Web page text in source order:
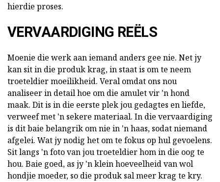
hierdie proses.
VERVAARDIGING REËLS
Moenie die werk aan iemand anders gee nie. Net jy
kan sit in die produk krag, in staat is om te neem
troeteldier moeilikheid. Veral omdat ons nou
analiseer in detail hoe om die amulet vir 'n hond
maak. Dit is in die eerste plek jou gedagtes en liefde,
verweef met 'n sekere materiaal. In die vervaardiging
is dit baie belangrik om nie in 'n haas, sodat niemand
afgelei. Wat jy nodig het om te fokus op hul gevoelens.
Sit langs 'n foto van jou troeteldier hom in die oog te
hou. Baie goed, as jy 'n klein hoeveelheid van wol
hondjie moeder, so die produk sal meer krag te kry.